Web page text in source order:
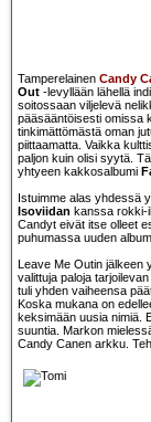
Tamperelainen Candy
Out -levyllään lähellä
soitossaan viljelevä
pääsääntöisesti omissa
tinkimättömästä oman
piittaamatta. Vaikka
paljon kuin olisi syytä.
yhtyeen kakkosalbumi
Istuimme alas yhdessä
Isoviidan kanssa rokki-
Candyt eivät itse olleet
puhumassa uuden
Leave Me Outin jälkeen
valittuja paloja
tuli yhden vaiheensa
Koska mukana on
keksimään uusia nimiä.
suuntia. Markon
Candy Canen arkku.